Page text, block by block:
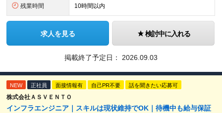
残業時間 10時間以内
求人を見る 検討中に入れる
掲載終了予定日： 2026.09.03
NEW 正社員 面接情報有 自己PR不要 話を聞きたい応募可
株式会社ＡＳＶＥＮＴＯ
インフラエンジニア｜スキルは現状維持でOK｜待機中も給与保証